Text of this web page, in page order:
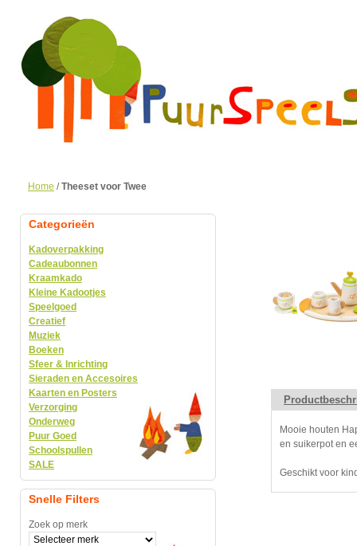
Home /Theeset voor Twee
Mooie houten
en suikerpot en
Geschikt voor
Categorieën
Kadoverpakking
Cadeaubonnen
Kraamkado
Kleine Kadootjes
Speelgoed
Creatief
Muziek
Boeken
Sfeer & Inrichting
Sieraden en Accesoires
Kaarten en Posters
Verzorging
Onderweg
Puur Goed
Schoolspullen
SALE
Snelle Filters
Zoek op merk